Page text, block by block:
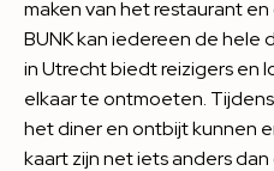
maken van het restaurant
BUNK kan iedereen de hele
in Utrecht biedt reizigers en
elkaar te ontmoeten.
het diner en ontbijt kunnen
kaart zijn net iets anders